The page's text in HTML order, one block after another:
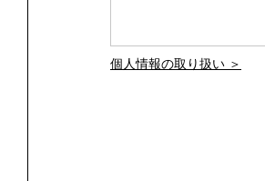
個人情報の取り扱い ＞